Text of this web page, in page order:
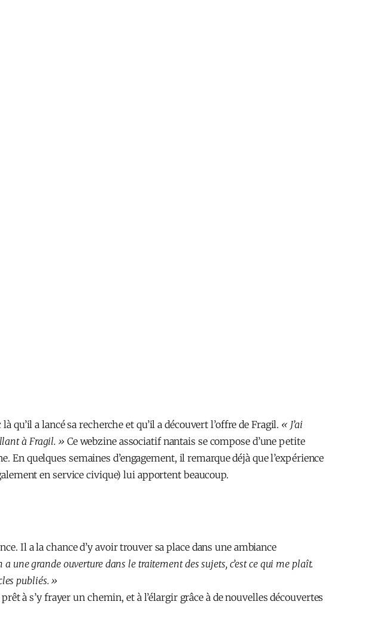
qu’il a lancé sa recherche et qu’il a découvert l’offre de Fragil. « J’ai
à Fragil. » Ce webzine associatif nantais se compose d’une petite
quelques semaines d’engagement, il remarque déjà que l’expérience
en service civique) lui apportent beaucoup.
Il a la chance d’y avoir trouver sa place dans une ambiance
a une grande ouverture dans le traitement des sujets, c’est ce qui me plaît.
publiés. »
à s’y frayer un chemin, et à l’élargir grâce à de nouvelles découvertes